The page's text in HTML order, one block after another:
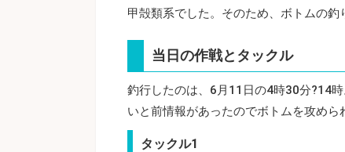
甲殻類系でした。そのため、ボトムの釣
当日の作戦とタックル
釣行したのは、6月11日の4時30分?14
いと前情報があったのでボトムを攻めら
タックル1